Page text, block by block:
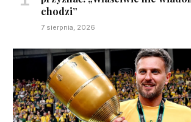
chodzi”
7 sierpnia, 2026